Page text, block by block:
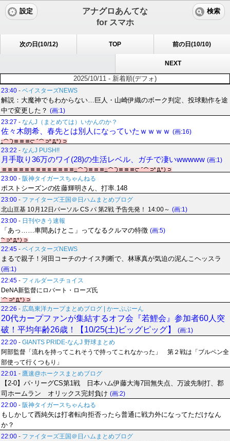
アナグロあんてな
for スマホ
設定 検索
次の日(10/12) TOP 前の日(10/10)
NEXT
2025/10/11 - 新着順(デフォ)
23:40 - ベイスターズNEWS
解説：大魔神でもわからない…巨人・山崎伊織のボーク判定、投球動作を途
中で変更した？ (画:1)
23:27 - なんJ（まとめては）いかんのか？
佐々木朗希、春先とは別人になっていたｗｗｗｗ (画:16)
23:22 - なんJ PUSH!!
月手取り36万のワイ(28)の生活レベル、ガチで凄いwwwww (画:1)
23:00 - 阪神タイガースちゃんねる
ポストシーズンの佐藤輝明さん、打率.148
23:00 - ファイターズ王国＠日ハムまとめブログ
北山亘基 10月12日パーソル CS パ 第2戦 予告先発！ 14:00～ (画:1)
23:00 - 日刊やきう速報
「あっ……車間あけとこ」ってなるクルマの特徴 (画:5)
22:45 - ベイスターズNEWS
まるで親子！河田コーチのナイス判断で、林琢真が気迫の泥んこヘッスラ
(画:1)
22:45 - フィルダースチョイス
DeNA新監督にロバート・ローズ氏
22:26 - 広島東洋カープまとめブログ | かーぷぶーん
20代カープファンが集結するオフ会『若鯉会』参加者60人突
破！平均年齢26歳！【10/25(土)ビッグピッグ】
(画:1)
22:20 - GIANTS PRIDE-なんJ 野球まとめ
阿部監督「流れを持ってこれそうで持ってこれなかった」 第２戦は「ブルペン全
部使って行くつもり」
22:01 - 鷹速@ホークスまとめブログ
【2-0】パ･リーグCS第1戦 日本ハム伊藤大海7回無失点、万波先制打、郡
司ホームラン オリックス完封負け (画:2)
22:00 - 阪神タイガースちゃんねる
もしかして西純矢は打者転向拒否ったら普通に戦力外になってただけなん
か？
22:00 - ファイターズ王国＠日ハムまとめブログ